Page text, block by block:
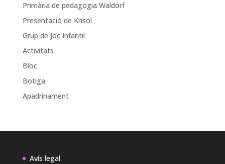
Primària de pedagogia Waldorf
Presentació de Krisol
Grup de Joc Infantil
Activitats
Bloc
Botiga
Apadrinament
Avís legal